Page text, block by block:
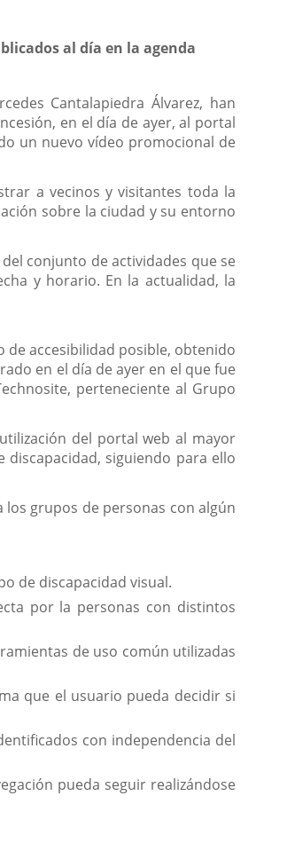
al día en la agenda
Cantalapiedra Álvarez, han
en el día de ayer, al portal
un nuevo vídeo promocional de
a vecinos y visitantes toda la
sobre la ciudad y su entorno
conjunto de actividades que se
y horario. En la actualidad, la
de accesibilidad posible, obtenido
en el día de ayer en el que fue
perteneciente al Grupo
del portal web al mayor
siguiendo para ello
grupos de personas con algún
de discapacidad visual.
por la personas con distintos
de uso común utilizadas
que el usuario pueda decidir si
con independencia del
pueda seguir realizándose